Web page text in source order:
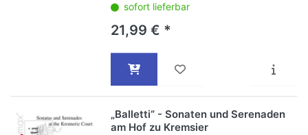
sofort lieferbar
21,99 € *
„Balletti“ - Sonaten und Serenaden
am Hof zu Kremsier